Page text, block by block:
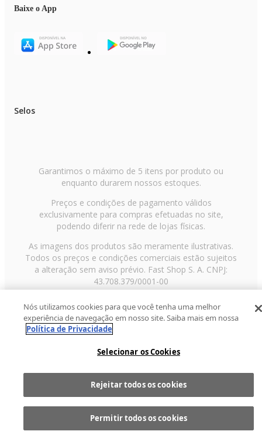
Comprar
Baixe o App
Selos
Garantimos o máximo de 5 itens por produto ou
enquanto durarem nossos estoques.
Preços e condições de pagamento válidos
exclusivamente para compras efetuadas no site,
podendo diferir na rede de lojas físicas.
As imagens dos produtos são meramente ilustrativas.
Todos os preços e condições comerciais estão sujeitos
a alteração sem aviso prévio. Fast Shop S. A. CNPJ:
43.708.379/0001-00
Avenida Zaki Narchi, nº 1650, sobreloja, Carandiru, São
Paulo/SP, CEP 02029-001, Telefone: 11 3003-3728 ©
2013 Fast Shop - Todos os direitos reservadosRF
Nós utilizamos cookies para que você tenha uma melhor
experiência de navegação em nosso site. Saiba mais em nossa
Política de Privacidade
Selecionar os Cookies
Rejeitar todos os cookies
Permitir todos os cookies